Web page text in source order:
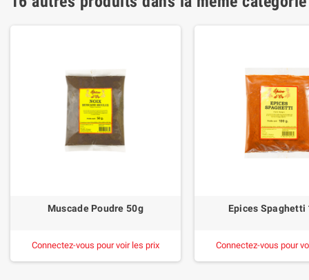
Muscade Poudre 50g
Connectez-vous pour voir les prix
Epices Spaghetti
Connectez-vous pour